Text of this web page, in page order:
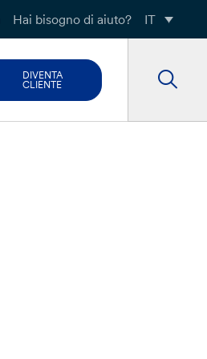
Hai bisogno di aiuto? IT
DIVENTA
CLIENTE